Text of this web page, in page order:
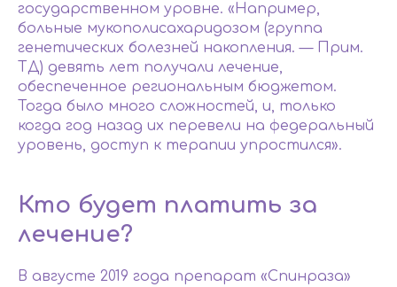
государственном уровне. «Например,
больные мукополисахаридозом (группа
генетических болезней накопления. — Прим.
ТД) девять лет получали лечение,
обеспеченное региональным бюджетом.
Тогда было много сложностей, и, только
когда год назад их перевели на федеральный
уровень, доступ к терапии упростился».
Кто будет платить за
лечение?
В августе 2019 года препарат «Спинраза»